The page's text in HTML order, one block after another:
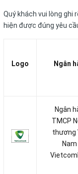
Quý khách vui lòng ghi
hiện được đúng yêu
Logo Ngân
Ngân
TMCP
thương
Nam